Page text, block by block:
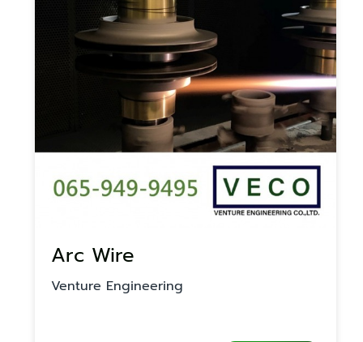
Arc Wire
Venture Engineering